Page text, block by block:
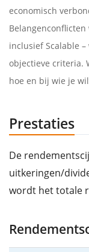
economisch
inclusief Scalable
objectieve criteria.
hoe en bij wie je
Prestaties
De
uitkeringen/
wordt het totale